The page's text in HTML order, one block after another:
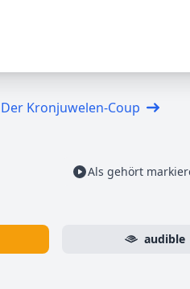
Kronjuwelen-Coup
Als gehört
audible